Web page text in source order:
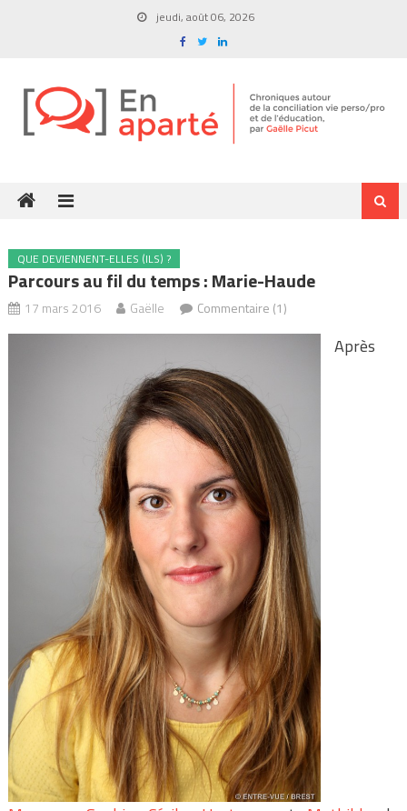
jeudi, août 06, 2026
QUE DEVIENNENT-ELLES (ILS) ?
Parcours au fil du temps : Marie-Haude
17 mars 2016 Gaëlle Commentaire (1)
Après